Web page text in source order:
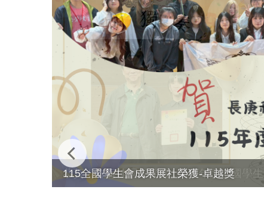
115全國學生會成果展社榮獲-卓越獎